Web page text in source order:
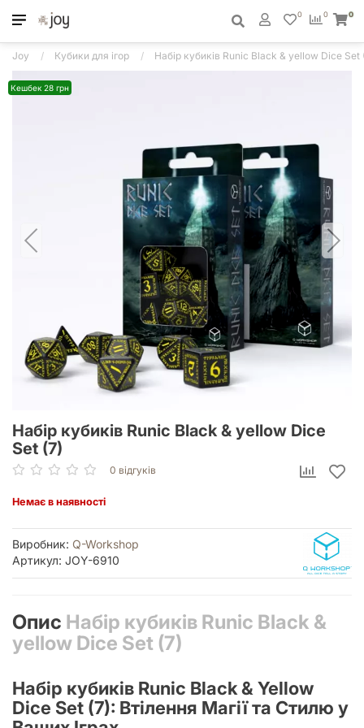
0
0 0
Joy Кубики для ігор Набір кубиків Runic Black & yellow Dice Set
Кешбек 28 грн
Набір кубиків Runic Black & yellow Dice
Set (7)
0 відгуків
Немає в наявності
Виробник: Q-Workshop
Артикул: JOY-6910
Опис Набір кубиків Runic Black &
yellow Dice Set (7)
Набір кубиків Runic Black & Yellow
Dice Set (7): Втілення Магії та Стилю у